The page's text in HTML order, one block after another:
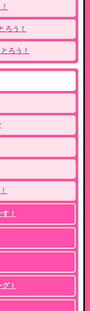
ろう！
ろう！
！
！